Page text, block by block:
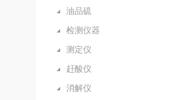
油品硫
检测仪器
测定仪
赶酸仪
消解仪